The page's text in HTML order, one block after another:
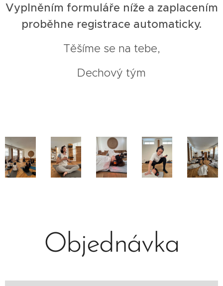
Vyplněním formuláře níže a zaplacením
proběhne registrace automaticky.
Těšíme se na tebe,
Dechový tým
Objednávka